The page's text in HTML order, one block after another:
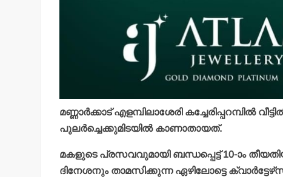
മണ്ണാര്‍ക്കാട് എളമ്പിലാശേരി കച്ചേരിപ്പറമ്പില്‍
പുലര്‍ച്ചെക്കുമിടയില്‍ കാണാതായത്.
മകളുടെ പ്രസവവുമായി ബന്ധപ്പെട്ട് 10-ാം
ദിനേശനും താമസിക്കുന്ന ഏഴിലോട്ടെ